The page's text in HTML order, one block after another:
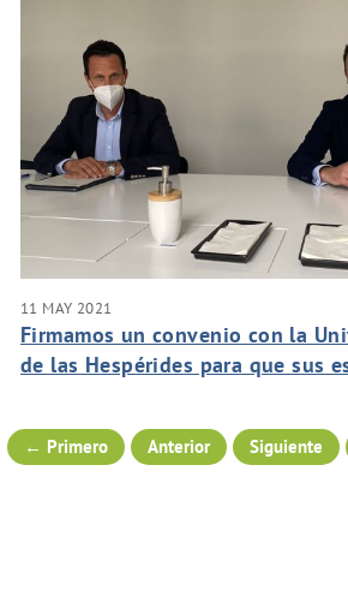
11 MAY 2021
Firmamos un convenio con la
de las Hespérides para que sus
prácticas en el Grupo.
← Primero Anterior Siguiente